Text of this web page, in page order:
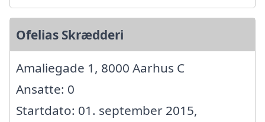
Ofelias Skrædderi
Amaliegade 1, 8000 Aarhus C
Ansatte: 0
Startdato: 01. september 2015,